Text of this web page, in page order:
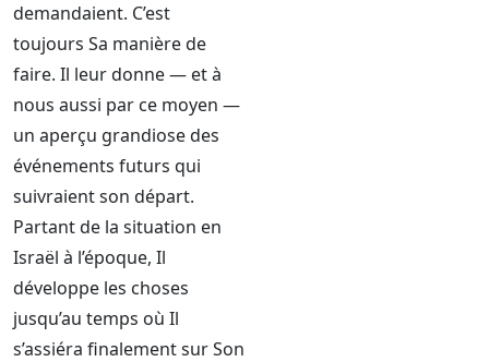
demandaient. C’est
toujours Sa manière de
faire. Il leur donne — et à
nous aussi par ce moyen —
un aperçu grandiose des
événements futurs qui
suivraient son départ.
Partant de la situation en
Israël à l’époque, Il
développe les choses
jusqu’au temps où Il
s’assiéra finalement sur Son